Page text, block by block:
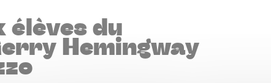
élèves du
Hemingway